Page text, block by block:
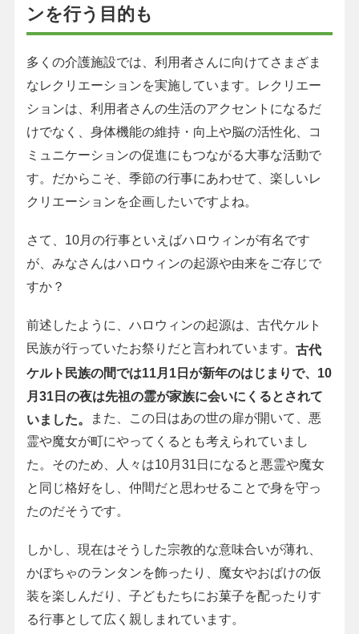
ンを行う目的も
多くの介護施設では、利用者さんに向けてさまざま
なレクリエーションを実施しています。レクリエー
ションは、利用者さんの生活のアクセントになるだ
けでなく、身体機能の維持・向上や脳の活性化、コ
ミュニケーションの促進にもつながる大事な活動で
す。だからこそ、季節の行事にあわせて、楽しいレ
クリエーションを企画したいですよね。
さて、10月の行事といえばハロウィンが有名です
が、みなさんはハロウィンの起源や由来をご存じで
すか？
前述したように、ハロウィンの起源は、古代ケルト
民族が行っていたお祭りだと言われています。 古代
ケルト民族の間では11月1日が新年のはじまりで、10
月31日の夜は先祖の霊が家族に会いにくるとされて
いました。
また、この日はあの世の扉が開いて、悪
霊や魔女が町にやってくるとも考えられていまし
た。そのため、人々は10月31日になると悪霊や魔女
と同じ格好をし、仲間だと思わせることで身を守っ
たのだそうです。
しかし、現在はそうした宗教的な意味合いが薄れ、
かぼちゃのランタンを飾ったり、魔女やおばけの仮
装を楽しんだり、子どもたちにお菓子を配ったりす
る行事として広く親しまれています。